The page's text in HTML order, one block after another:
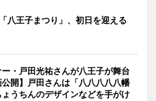
八王子まつり」、初日を迎える
ー・戸田光祐さんが八王子が舞台
開】戸田さんは「八八八八八幡
ょうちんのデザインなどを手がけ